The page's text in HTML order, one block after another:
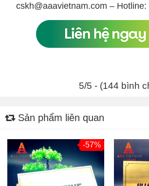
cskh@aaavietnam.com –
5/5 - (144 bình
Sản phẩm liên quan
-57%